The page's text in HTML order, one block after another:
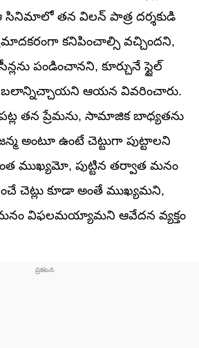
సినిమాలో తన విలన్ పాత్ర దర్శకుడి
కనిపించాల్సి వచ్చిందని,
పండించానని, కూర్చునే స్టైల్
బలాన్నిచ్చాయని ఆయన వివరించారు.
తన ప్రేమను, సామాజిక బాధ్యతను
అంటూ ఉంటే చెట్టుగా పుట్టాలని
ముఖ్యమో, పుట్టిన తర్వాత మనం
చెట్లు కూడా అంతే ముఖ్యమని,
విఫలమయ్యామని ఆవేదన వ్యక్తం